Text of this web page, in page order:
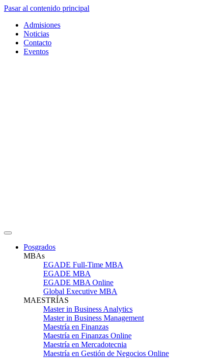
Pasar al contenido principal
Admisiones
Noticias
Contacto
Eventos
Posgrados
MBAs
EGADE Full-Time MBA
EGADE MBA
EGADE MBA Online
Global Executive MBA
MAESTRÍAS
Master in Business Analytics
Master in Business Management
Maestría en Finanzas
Maestría en Finanzas Online
Maestría en Mercadotecnia
Maestría en Gestión de Negocios Online